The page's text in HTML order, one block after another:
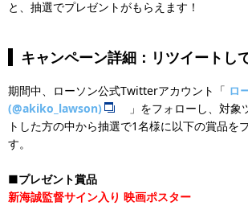
と、抽選でプレゼントがもらえます！
キャンペーン詳細：リツイートし
期間中、ローソン公式Twitterアカウント「 ロ
(@akiko_lawson)
」をフォローし、対象
トした方の中から抽選で1名様に以下の賞品を
す。
■プレゼント賞品
新海誠監督サイン入り 映画ポスター